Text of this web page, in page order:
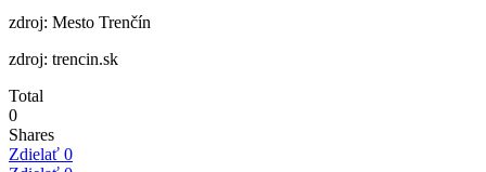
zdroj: Mesto Trenčín
zdroj: trencin.sk
Total
0
Shares
Zdielať 0